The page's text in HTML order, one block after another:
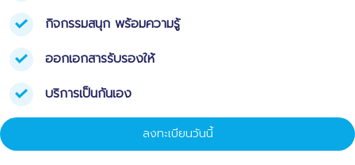
กิจกรรมสนุก พร้อมความรู้
ออกเอกสารรับรองให้
บริการเป็นกันเอง
ลงทะเบียนวันนี้